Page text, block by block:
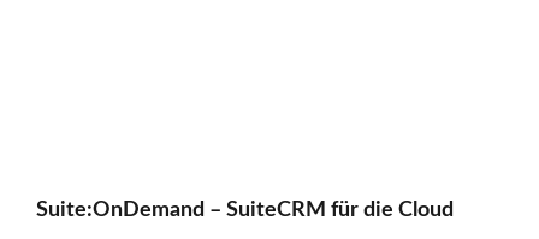
Suite:OnDemand – SuiteCRM für die Cloud